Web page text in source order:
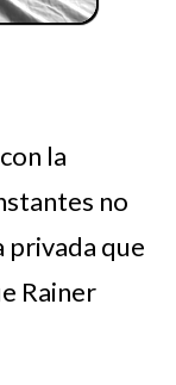
la
no
privada que
Rainer